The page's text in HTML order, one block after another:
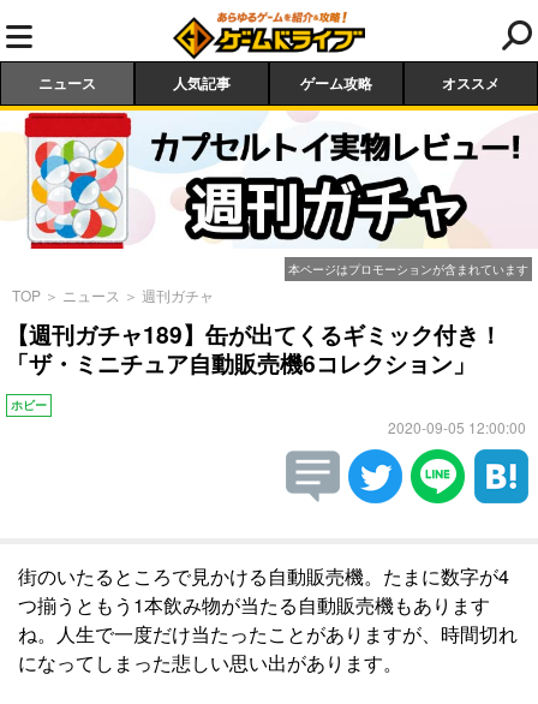
ニュース 人気記事 ゲーム攻略 オススメ
本ページはプロモーションが含まれています
TOP ＞ ニュース ＞ 週刊ガチャ
【週刊ガチャ189】缶が出てくるギミック付き！
「ザ・ミニチュア自動販売機6コレクション」
ホビー
2020-09-05 12:00:00
街のいたるところで見かける自動販売機。たまに数字が4
つ揃うともう1本飲み物が当たる自動販売機もあります
ね。人生で一度だけ当たったことがありますが、時間切れ
になってしまった悲しい思い出があります。